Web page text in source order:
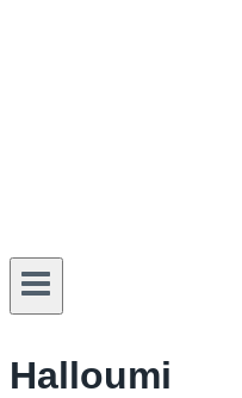
Halloumi